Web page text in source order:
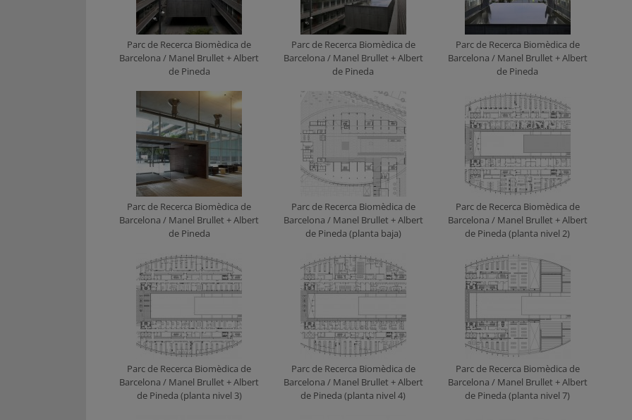
Parc de Recerca Biomèdica de
Barcelona / Manel Brullet + Albert
de Pineda
Parc de Recerca Biomèdica de
Barcelona / Manel Brullet + Albert
de Pineda
Parc de Recerca Biomèdica de
Barcelona / Manel Brullet + Albert
de Pineda
Parc de Recerca Biomèdica de
Barcelona / Manel Brullet + Albert
de Pineda
Parc de Recerca Biomèdica de
Barcelona / Manel Brullet + Albert
de Pineda (planta baja)
Parc de Recerca Biomèdica de
Barcelona / Manel Brullet + Albert
de Pineda (planta nivel 2)
Parc de Recerca Biomèdica de
Barcelona / Manel Brullet + Albert
de Pineda (planta nivel 3)
Parc de Recerca Biomèdica de
Barcelona / Manel Brullet + Albert
de Pineda (planta nivel 4)
Parc de Recerca Biomèdica de
Barcelona / Manel Brullet + Albert
de Pineda (planta nivel 7)